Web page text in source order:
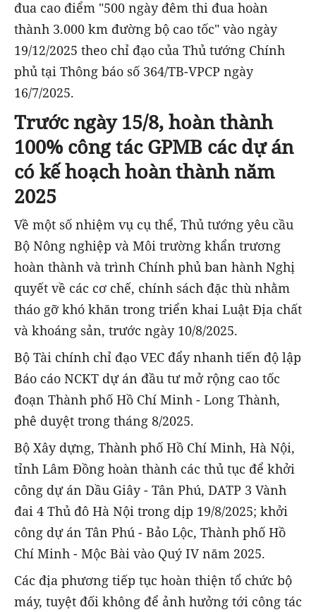
đua cao điểm "500 ngày đêm thi đua hoàn
thành 3.000 km đường bộ cao tốc" vào ngày
19/12/2025 theo chỉ đạo của Thủ tướng Chính
phủ tại Thông báo số 364/TB-VPCP ngày
16/7/2025.
Trước ngày 15/8, hoàn thành
100% công tác GPMB các dự án
có kế hoạch hoàn thành năm
2025
Về một số nhiệm vụ cụ thể, Thủ tướng yêu cầu
Bộ Nông nghiệp và Môi trường khẩn trương
hoàn thành và trình Chính phủ ban hành Nghị
quyết về các cơ chế, chính sách đặc thù nhằm
tháo gỡ khó khăn trong triển khai Luật Địa chất
và khoáng sản, trước ngày 10/8/2025.
Bộ Tài chính chỉ đạo VEC đẩy nhanh tiến độ lập
Báo cáo NCKT dự án đầu tư mở rộng cao tốc
đoạn Thành phố Hồ Chí Minh - Long Thành,
phê duyệt trong tháng 8/2025.
Bộ Xây dựng, Thành phố Hồ Chí Minh, Hà Nội,
tỉnh Lâm Đồng hoàn thành các thủ tục để khởi
công dự án Dầu Giây - Tân Phú, DATP 3 Vành
đai 4 Thủ đô Hà Nội trong dịp 19/8/2025; khởi
công dự án Tân Phú - Bảo Lộc, Thành phố Hồ
Chí Minh - Mộc Bài vào Quý IV năm 2025.
Các địa phương tiếp tục hoàn thiện tổ chức bộ
máy, tuyệt đối không để ảnh hưởng tới công tác